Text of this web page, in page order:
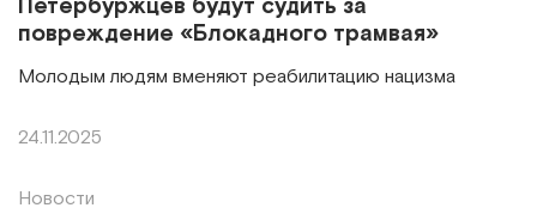
Петербуржцев будут судить за
повреждение «Блокадного трамвая»
Молодым людям вменяют реабилитацию нацизма
24.11.2025
Новости